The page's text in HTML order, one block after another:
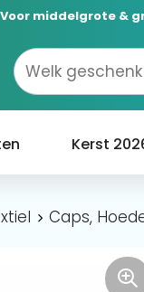
Voor middelgrote &
Kerst
Caps,